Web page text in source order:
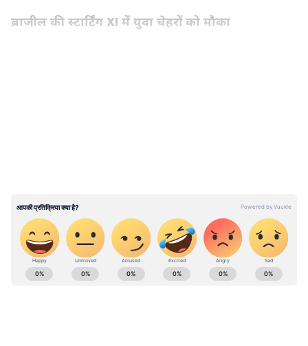
ब्राजील की स्टार्टिंग XI में युवा चेहरों को मौका
ABOUT THE AUTHOR